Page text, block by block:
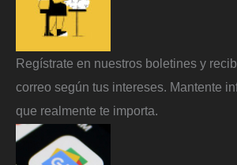
Regístrate en nuestros boletines y
correo según tus intereses. Mantente
que realmente te importa.